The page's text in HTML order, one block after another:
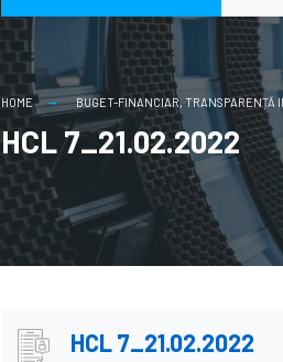
HOME BUGET-FINANCIAR,TRANSPARENȚĂ
HCL 7_21.02.2022
HCL 7_21.02.2022